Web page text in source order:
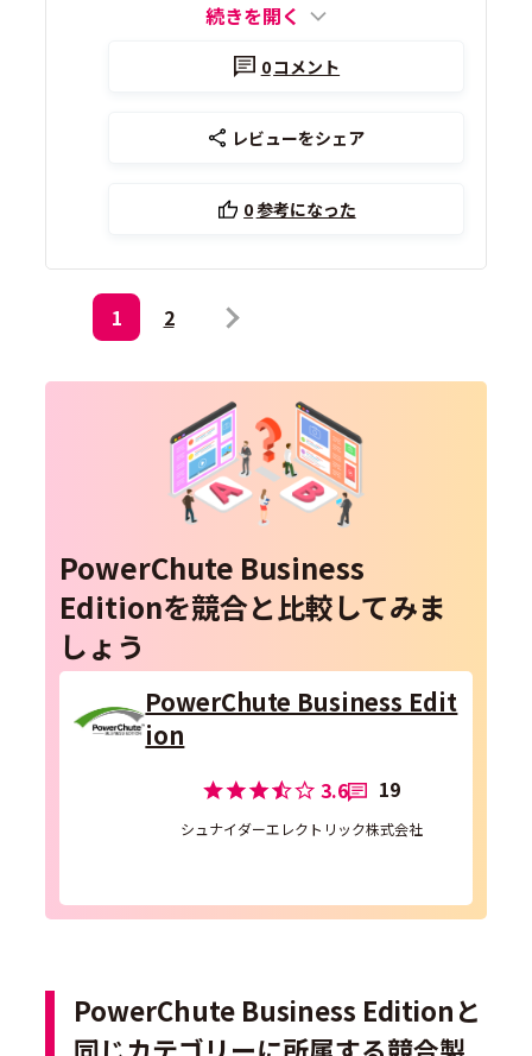
続きを開く
0コメント
レビューをシェア
0参考になった
1 2
PowerChute Business
Editionを競合と比較してみま
しょう
PowerChute Business Edit
ion
3.6 19
シュナイダーエレクトリック株式会社
PowerChute Business Editionと
同じカテゴリーに所属する競合製